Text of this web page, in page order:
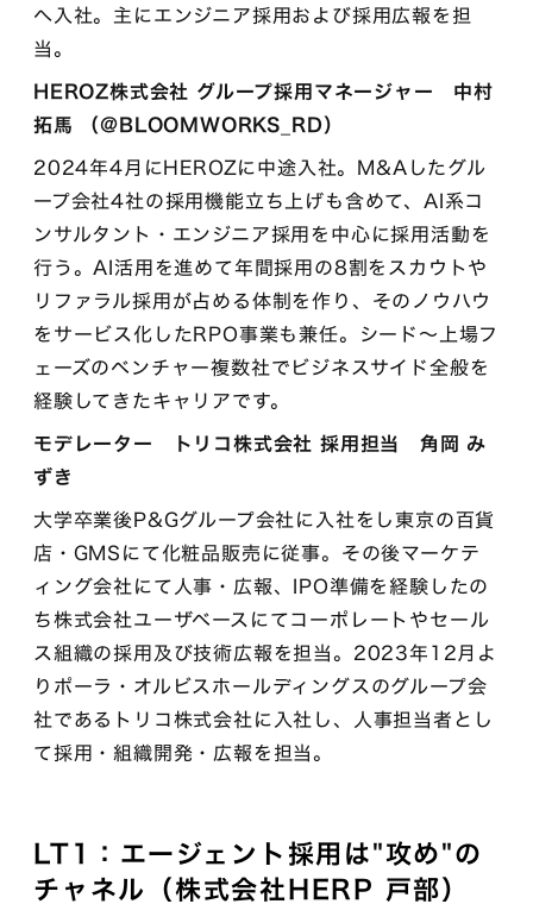
へ入社。主にエンジニア採用および採用広報を担
当。
HEROZ株式会社 グループ採用マネージャー 中村
拓馬 （@BLOOMWORKS_RD⁩）
2024年4月にHEROZに中途入社。M&Aしたグル
ープ会社4社の採用機能立ち上げも含めて、AI系コ
ンサルタント・エンジニア採用を中心に採用活動を
行う。AI活用を進めて年間採用の8割をスカウトや
リファラル採用が占める体制を作り、そのノウハウ
をサービス化したRPO事業も兼任。シード〜上場フ
ェーズのベンチャー複数社でビジネスサイド全般を
経験してきたキャリアです。
モデレーター トリコ株式会社 採用担当 角岡 み
ずき
大学卒業後P&Gグループ会社に入社をし東京の百貨
店・GMSにて化粧品販売に従事。その後マーケテ
ィング会社にて人事・広報、IPO準備を経験したの
ち株式会社ユーザベースにてコーポレートやセール
ス組織の採用及び技術広報を担当。2023年12月よ
りポーラ・オルビスホールディングスのグループ会
社であるトリコ株式会社に入社し、人事担当者とし
て採用・組織開発・広報を担当。
LT1：エージェント採用は"攻め"の
チャネル（株式会社HERP 戸部）